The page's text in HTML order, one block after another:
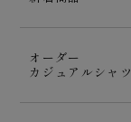
オーダー
カジュアルシャツ